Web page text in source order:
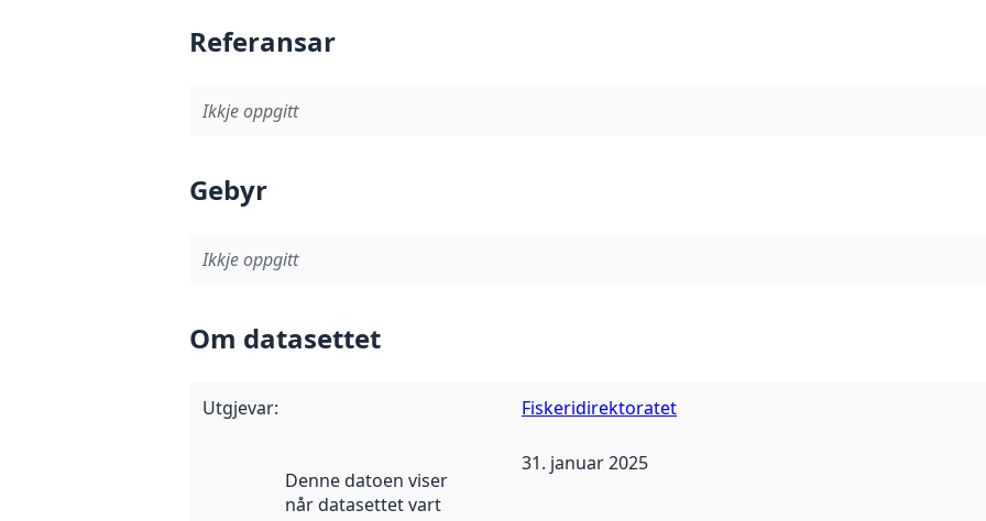
Referansar
Ikkje oppgitt
Gebyr
Ikkje oppgitt
Om datasettet
Utgjevar: Fiskeridirektoratet
Denne datoen viser
når datasettet vart
31. januar 2025